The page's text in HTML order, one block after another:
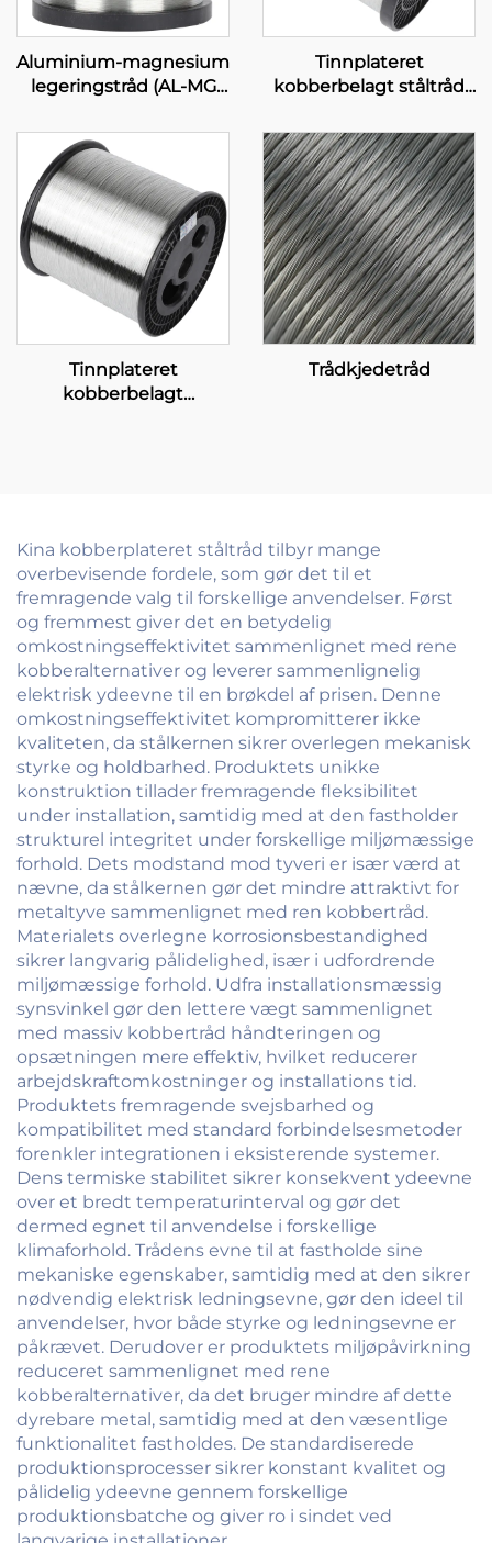
Aluminium-magnesium
legeringstråd (AL-MG
Tinnplateret
kobberbelagt ståltråd
Tinnplateret
kobberbelagt
Trådkjedetråd
Kina kobberplateret ståltråd tilbyr mange
overbevisende fordele, som gør det til et
fremragende valg til forskellige anvendelser. Først
og fremmest giver det en betydelig
omkostningseffektivitet sammenlignet med rene
kobberalternativer og leverer sammenlignelig
elektrisk ydeevne til en brøkdel af prisen. Denne
omkostningseffektivitet kompromitterer ikke
kvaliteten, da stålkernen sikrer overlegen mekanisk
styrke og holdbarhed. Produktets unikke
konstruktion tillader fremragende fleksibilitet
under installation, samtidig med at den fastholder
strukturel integritet under forskellige miljømæssige
forhold. Dets modstand mod tyveri er især værd at
nævne, da stålkernen gør det mindre attraktivt for
metaltyve sammenlignet med ren kobbertråd.
Materialets overlegne korrosionsbestandighed
sikrer langvarig pålidelighed, især i udfordrende
miljømæssige forhold. Udfra installationsmæssig
synsvinkel gør den lettere vægt sammenlignet
med massiv kobbertråd håndteringen og
opsætningen mere effektiv, hvilket reducerer
arbejdskraftomkostninger og installations tid.
Produktets fremragende svejsbarhed og
kompatibilitet med standard forbindelsesmetoder
forenkler integrationen i eksisterende systemer.
Dens termiske stabilitet sikrer konsekvent ydeevne
over et bredt temperaturinterval og gør det
dermed egnet til anvendelse i forskellige
klimaforhold. Trådens evne til at fastholde sine
mekaniske egenskaber, samtidig med at den sikrer
nødvendig elektrisk ledningsevne, gør den ideel til
anvendelser, hvor både styrke og ledningsevne er
påkrævet. Derudover er produktets miljøpåvirkning
reduceret sammenlignet med rene
kobberalternativer, da det bruger mindre af dette
dyrebare metal, samtidig med at den væsentlige
funktionalitet fastholdes. De standardiserede
produktionsprocesser sikrer konstant kvalitet og
pålidelig ydeevne gennem forskellige
produktionsbatche og giver ro i sindet ved